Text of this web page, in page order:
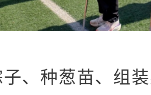
、种葱苗、组